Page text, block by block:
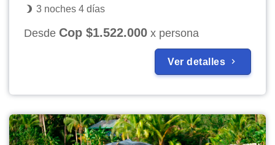
3 noches 4 días
Desde Cop $1.522.000 x persona
Ver detalles